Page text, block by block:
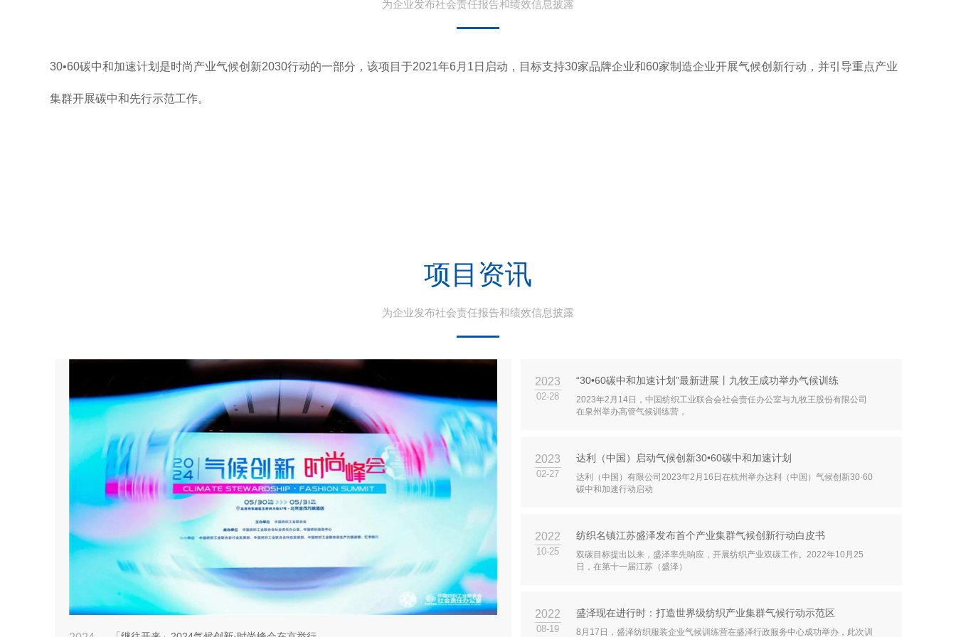
为企业发布社会责任报告和绩效信息披露
30•60碳中和加速计划是时尚产业气候创新2030行动的一部分，该项目于2021年6月1日启动，目标支持30家品牌企业和60家制造企业开展气候创新行动，并引导重点产业
集群开展碳中和先行示范工作。
项目资讯
为企业发布社会责任报告和绩效信息披露
2023
02-28
“30•60碳中和加速计划”最新进展丨九牧王成功举办气候训练
2023年2月14日，中国纺织工业联合会社会责任办公室与九牧王股份有限公司
在泉州举办高管气候训练营，
2023
02-27
达利（中国）启动气候创新30•60碳中和加速计划
达利（中国）有限公司2023年2月16日在杭州举办达利（中国）气候创新30·60
碳中和加速行动启动
2022
10-25
纺织名镇江苏盛泽发布首个产业集群气候创新行动白皮书
双碳目标提出以来，盛泽率先响应，开展纺织产业双碳工作。2022年10月25
日，在第十一届江苏（盛泽）
2022
08-19
盛泽现在进行时：打造世界级纺织产业集群气候行动示范区
8月17日，盛泽纺织服装企业气候训练营在盛泽行政服务中心成功举办，此次训